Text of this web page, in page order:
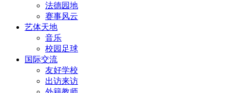
法德园地
赛事风云
艺体天地
音乐
校园足球
国际交流
友好学校
出访来访